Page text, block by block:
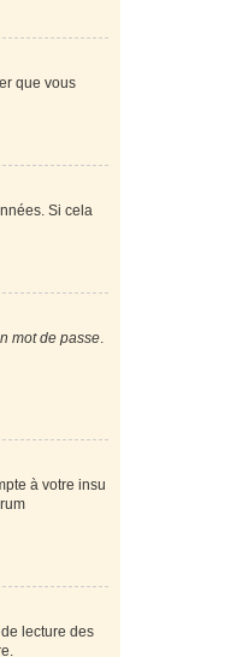
que vous
Si cela
mot de passe.
à votre insu
lecture des